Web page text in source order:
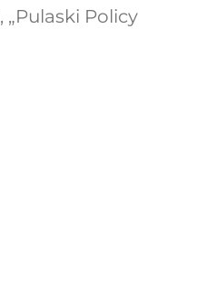
, „Pulaski Policy